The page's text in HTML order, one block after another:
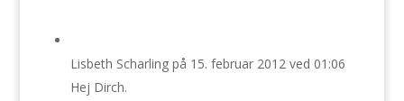
Lisbeth Scharling på 15. februar 2012 ved 01:06
Hej Dirch.